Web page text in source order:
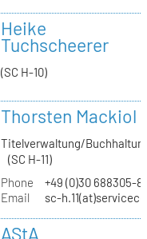
Heike
Tuchscheerer
(SC H-10)
Thorsten Mackiol
Titelverwaltung/
(SC H-11)
Phone
+49 (0)30 688305-
Email
sc-
AStA